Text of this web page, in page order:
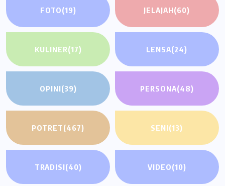
FOTO(19) JELAJAH(60)
KULINER(17) LENSA(24)
OPINI(39) PERSONA(48)
POTRET(467) SENI(13)
TRADISI(40) VIDEO(10)